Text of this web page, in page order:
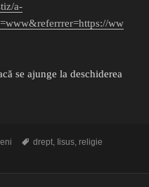
a-
ww
se ajunge la deschiderea
Etichete
drept, Iisus, religie